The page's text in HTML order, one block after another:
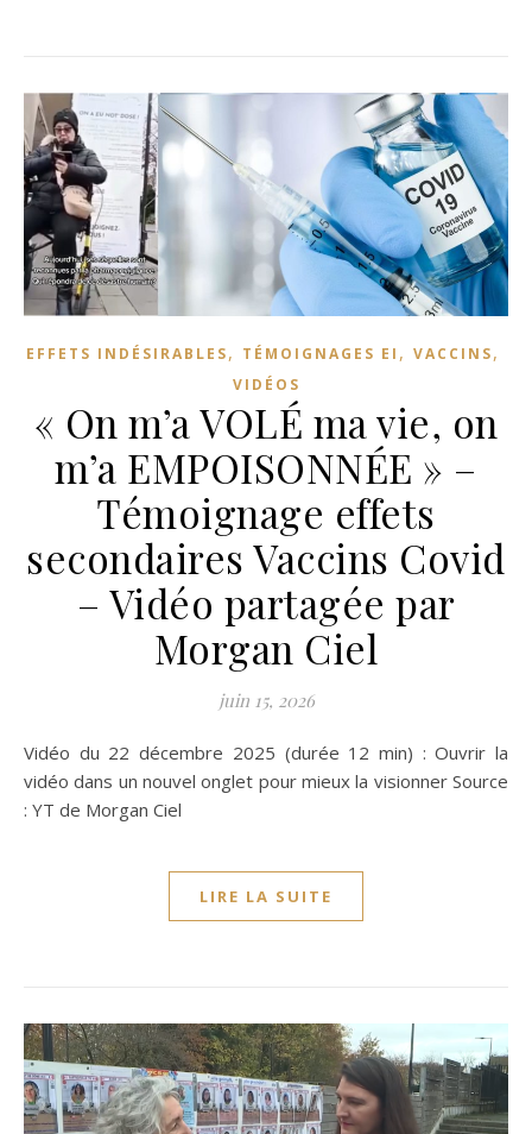
EFFETS INDÉSIRABLES, TÉMOIGNAGES EI , VACCINS,
VIDÉOS
« On m’a VOLÉ ma vie, on
m’a EMPOISONNÉE » –
Témoignage effets
secondaires Vaccins Covid
– Vidéo partagée par
Morgan Ciel
juin 15, 2026
Vidéo du 22 décembre 2025 (durée 12 min) : Ouvrir la
vidéo dans un nouvel onglet pour mieux la visionner Source
: YT de Morgan Ciel
LIRE LA SUITE